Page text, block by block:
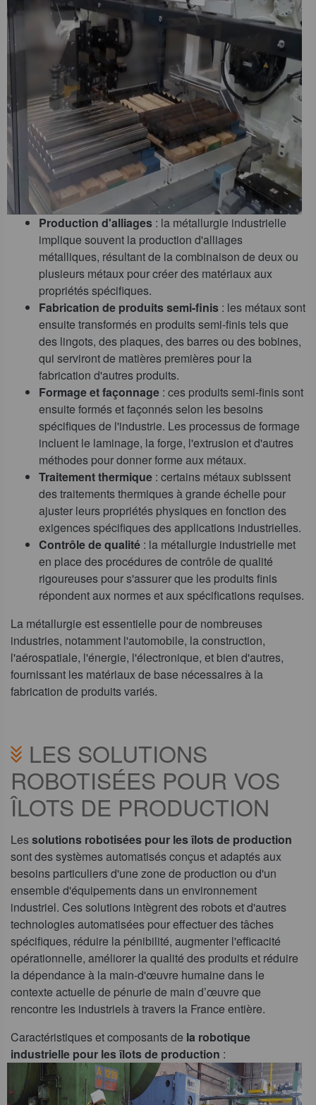
Production d'alliages : la métallurgie industrielle
implique souvent la production d'alliages
métalliques, résultant de la combinaison de deux ou
plusieurs métaux pour créer des matériaux aux
propriétés spécifiques.
Fabrication de produits semi-finis : les métaux sont
ensuite transformés en produits semi-finis tels que
des lingots, des plaques, des barres ou des bobines,
qui serviront de matières premières pour la
fabrication d'autres produits.
Formage et façonnage : ces produits semi-finis sont
ensuite formés et façonnés selon les besoins
spécifiques de l'industrie. Les processus de formage
incluent le laminage, la forge, l'extrusion et d'autres
méthodes pour donner forme aux métaux.
Traitement thermique : certains métaux subissent
des traitements thermiques à grande échelle pour
ajuster leurs propriétés physiques en fonction des
exigences spécifiques des applications industrielles.
Contrôle de qualité : la métallurgie industrielle met
en place des procédures de contrôle de qualité
rigoureuses pour s'assurer que les produits finis
répondent aux normes et aux spécifications requises.
La métallurgie est essentielle pour de nombreuses
industries, notamment l'automobile, la construction,
l'aérospatiale, l'énergie, l'électronique, et bien d'autres,
fournissant les matériaux de base nécessaires à la
fabrication de produits variés.
LES SOLUTIONS
ROBOTISÉES POUR VOS
ÎLOTS DE PRODUCTION
Lessolutions robotisées pour les îlots de production
sont des systèmes automatisés conçus et adaptés aux
besoins particuliers d'une zone de production ou d'un
ensemble d'équipements dans un environnement
industriel. Ces solutions intègrent des robots et d'autres
technologies automatisées pour effectuer des tâches
spécifiques, réduire la pénibilité, augmenter l'efficacité
opérationnelle, améliorer la qualité des produits et réduire
la dépendance à la main-d'œuvre humaine dans le
contexte actuelle de pénurie de main d’œuvre que
rencontre les industriels à travers la France entière.
Caractéristiques et composants de la robotique
industrielle pour les îlots de production :